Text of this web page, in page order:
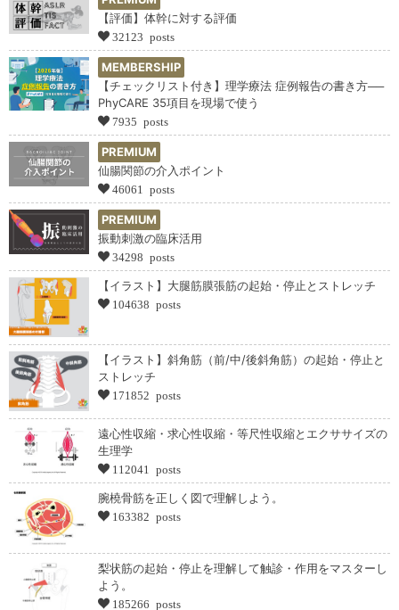
【評価】体幹に対する評価
32123 posts
MEMBERSHIP
【チェックリスト付き】理学療法 症例報告の書き方──
PhyCARE 35項目を現場で使う
7935 posts
PREMIUM
仙腸関節の介入ポイント
46061 posts
PREMIUM
振動刺激の臨床活用
34298 posts
【イラスト】大腿筋膜張筋の起始・停止とストレッチ
104638 posts
【イラスト】斜角筋（前/中/後斜角筋）の起始・停止と
ストレッチ
171852 posts
遠心性収縮・求心性収縮・等尺性収縮とエクササイズの
生理学
112041 posts
腕橈骨筋を正しく図で理解しよう。
163382 posts
梨状筋の起始・停止を理解して触診・作用をマスターし
よう。
185266 posts